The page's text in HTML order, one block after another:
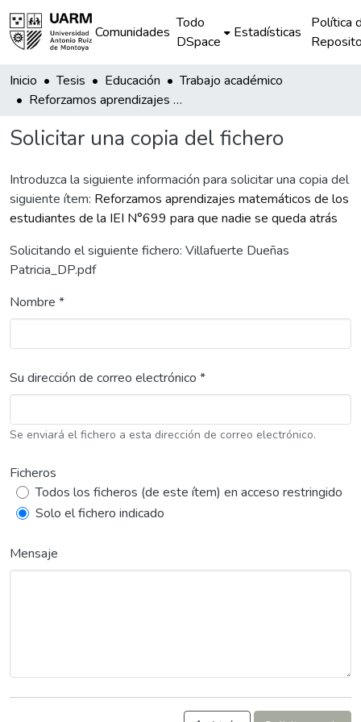
Comunidades
Todo
DSpace
Estadísticas
Política
Inicio Tesis Educación
Trabajo académico
Reforzamos aprendizajes matemáticos de los estudiantes de la IEI N°699 para que nadie se queda atrás
Solicitar una copia del fichero
Introduzca la siguiente información para solicitar una copia del
siguiente ítem: Reforzamos aprendizajes matemáticos de los
estudiantes de la IEI N°699 para que nadie se queda atrás
Solicitando el siguiente fichero: Villafuerte Dueñas
Patricia_DP.pdf
Nombre *
Su dirección de correo electrónico *
Se enviará el fichero a esta dirección de correo electrónico.
Ficheros
Todos los ficheros (de este ítem) en acceso restringido
Solo el fichero indicado
Mensaje